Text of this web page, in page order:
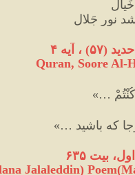
نورِ جَلال
(۵۷) ، آیه ۴
Quran, Soore Al-
…»
که باشید …»
بیت ۶۳۵
Jalaleddin)